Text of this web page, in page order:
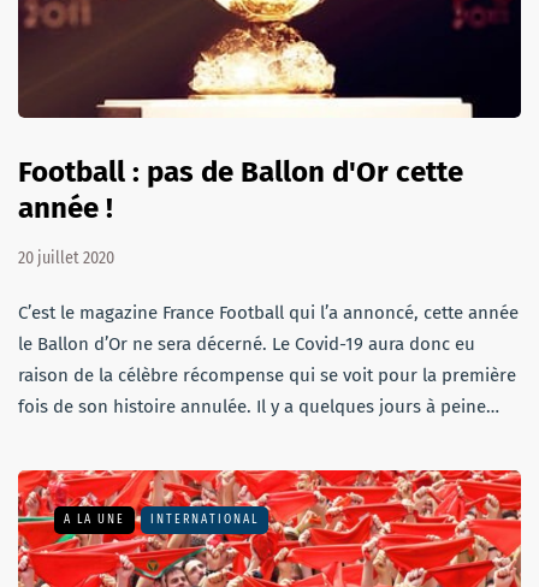
Football : pas de Ballon d'Or cette
année !
20 juillet 2020
C’est le magazine France Football qui l’a annoncé, cette année
le Ballon d’Or ne sera décerné. Le Covid-19 aura donc eu
raison de la célèbre récompense qui se voit pour la première
fois de son histoire annulée. Il y a quelques jours à peine…
A LA UNE INTERNATIONAL